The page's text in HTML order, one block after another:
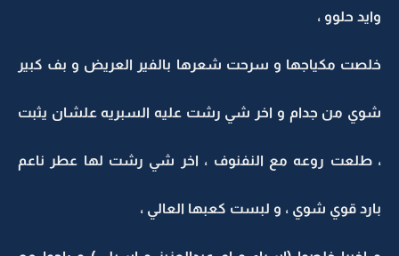
وايد حلوو ،
خلصت مكياجها و سرحت شعرها بالفير العريض و بف كبير
شوي من جدام و اخر شي رشت عليه السبريه علشان يثبت
، طلعت روعه مع النفنوف ، اخر شي رشت لها عطر ناعم
بارد قوي شوي ، و لبست كعبها العالي ،